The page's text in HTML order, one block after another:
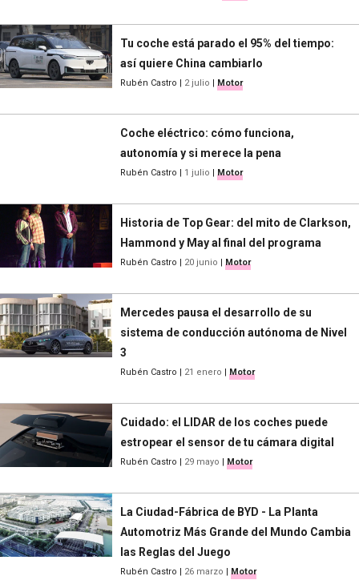
Tu coche está parado el 95% del tiempo:
así quiere China cambiarlo
Rubén Castro 2 julio Motor
Coche eléctrico: cómo funciona,
autonomía y si merece la pena
Rubén Castro 1 julio Motor
Historia de Top Gear: del mito de Clarkson,
Hammond y May al final del programa
Rubén Castro 20 junio Motor
Mercedes pausa el desarrollo de su
sistema de conducción autónoma de Nivel
3
Rubén Castro 21 enero Motor
Cuidado: el LIDAR de los coches puede
estropear el sensor de tu cámara digital
Rubén Castro 29 mayo Motor
La Ciudad-Fábrica de BYD - La Planta
Automotriz Más Grande del Mundo Cambia
las Reglas del Juego
Rubén Castro 26 marzo Motor